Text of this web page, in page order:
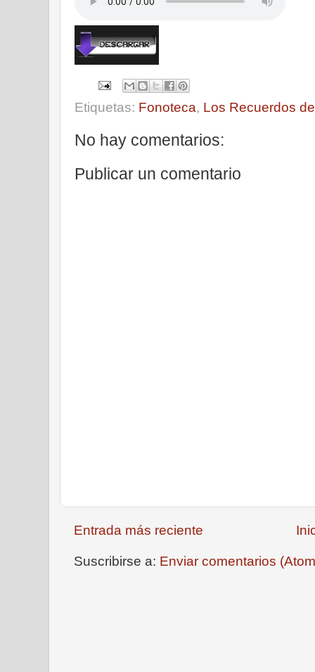
Etiquetas: Fonoteca, Los Recuerdos
No hay comentarios:
Publicar un comentario
Entrada más reciente
Suscribirse a: Enviar comentarios